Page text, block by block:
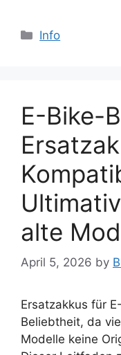
Categories
Info
E-Bike-
alte
April 5, 2026 by
Ersatzakkus für
Beliebtheit, da
Modelle keine